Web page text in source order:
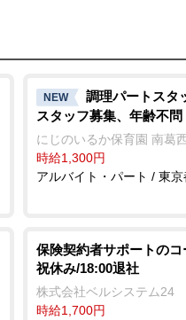
NEW
調理パートスタ
スタッフ募集、年齢不問
にじのいるか保育園 南葛
時給1,300円
アルバイト・パート / 東京
保険契約者サポートのコ
祝休み/18:00退社
株式会社ベルシステム24
時給1,700円